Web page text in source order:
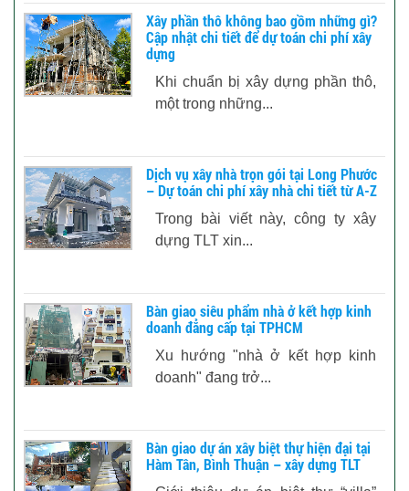
Xây phần thô không bao gồm những gì?
Cập nhật chi tiết để dự toán chi phí xây
dựng
Khi chuẩn bị xây dựng phần thô,
một trong những...
Dịch vụ xây nhà trọn gói tại Long Phước
– Dự toán chi phí xây nhà chi tiết từ A-Z
Trong bài viết này, công ty xây
dựng TLT xin...
Bàn giao siêu phẩm nhà ở kết hợp kinh
doanh đẳng cấp tại TPHCM
Xu hướng "nhà ở kết hợp kinh
doanh" đang trở...
Bàn giao dự án xây biệt thự hiện đại tại
Hàm Tân, Bình Thuận – xây dựng TLT